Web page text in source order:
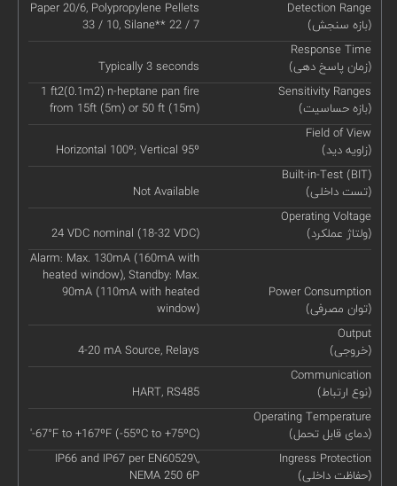
Detection Range
(بازه سنجش)
Paper 20/6, Polypropylene Pellets
33 / 10, Silane** 22 / 7
Response Time
(زمان پاسخ دهی)
Typically 3 seconds
Sensitivity Ranges
(بازه حساسیت)
1 ft2(0.1m2) n-heptane pan fire
from 15ft (5m) or 50 ft (15m)
Field of View
(زاویه دید)
Horizontal 100º; Vertical 95º
Built-in-Test (BIT)
(تست داخلی)
Not Available
Operating Voltage
(ولتاژ عملکرد)
24 VDC nominal (18-32 VDC)
Power Consumption
(توان مصرفی)
Alarm: Max. 130mA (160mA with
heated window), Standby: Max.
90mA (110mA with heated
window)
Output
(خروجی)
4-20 mA Source, Relays
Communication
(نوع ارتباط)
HART, RS485
Operating Temperature
(دمای قابل تحمل)
'-67°F to +167ºF (-55ºC to +75ºC)
Ingress Protection
(حفاظت داخلی)
IP66 and IP67 per EN60529\,
NEMA 250 6P